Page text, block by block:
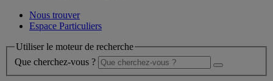
Nous trouver
Espace Particuliers
Utiliser le moteur de recherche
Que cherchez-vous ?